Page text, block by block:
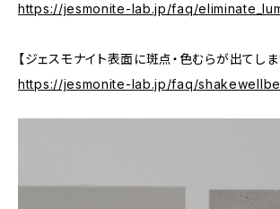
https://jesmonite-lab.jp/faq/
【ジェスモナイト表面に斑点・色むらが出てしま
https://jesmonite-lab.jp/faq/